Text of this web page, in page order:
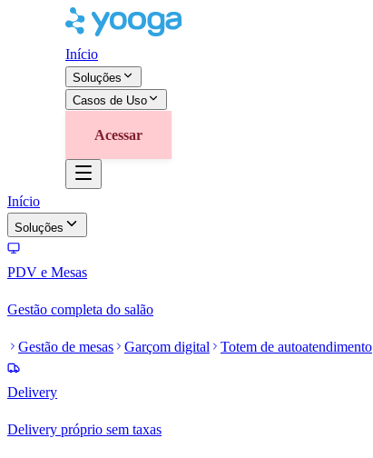
Início
Soluções
Casos de Uso
Acessar
Início
Soluções
PDV e Mesas
Gestão completa do salão
Gestão de mesas Garçom digital Totem de autoatendimento
Delivery
Delivery próprio sem taxas